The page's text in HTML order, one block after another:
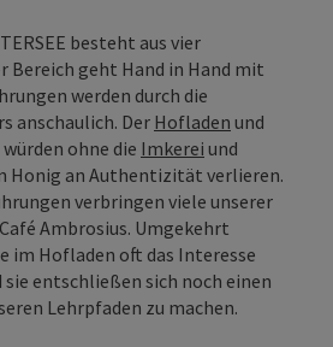
besteht aus vier
Bereich geht Hand in Hand mit
werden durch die
anschaulich. Der Hofladen und
würden ohne die Imkerei und
Honig an Authentizität verlieren.
verbringen viele unserer
Ambrosius. Umgekehrt
im Hofladen oft das Interesse
sie entschließen sich noch einen
Lehrpfaden zu machen.